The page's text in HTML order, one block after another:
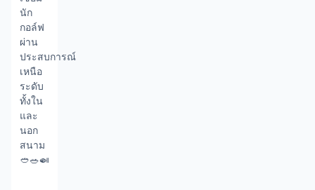
นัก
กอล์ฟ
ผ่าน
ประสบการณ์
เหนือ
ระดับ
ทั้งใน
และ
นอก
สนาม
🥙🥗🍛